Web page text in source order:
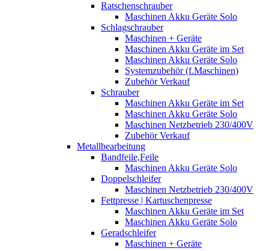
Ratschenschrauber
Maschinen Akku Geräte Solo
Schlagschrauber
Maschinen + Geräte
Maschinen Akku Geräte im Set
Maschinen Akku Geräte Solo
Systemzubehör (f.Maschinen)
Zubehör Verkauf
Schrauber
Maschinen Akku Geräte im Set
Maschinen Akku Geräte Solo
Maschinen Netzbetrieb 230/400V
Zubehör Verkauf
Metallbearbeitung
Bandfeile,Feile
Maschinen Akku Geräte Solo
Doppelschleifer
Maschinen Netzbetrieb 230/400V
Fettpresse | Kartuschenpresse
Maschinen Akku Geräte im Set
Maschinen Akku Geräte Solo
Geradschleifer
Maschinen + Geräte